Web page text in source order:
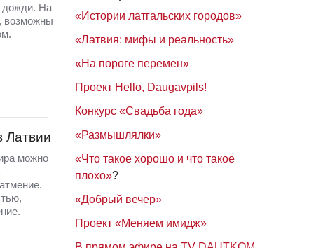
дожди. На
возможны
Латвии
можно
«Истории латгальских городов»
«Латвия: мифы и реальность»
«На пороге перемен»
Проект Hello, Daugavpils!
Конкурс «Свадьба года»
«Размышлялки»
«Что такое хорошо и что такое
плохо»?
«Добрый вечер»
Проект «Меняем имидж»